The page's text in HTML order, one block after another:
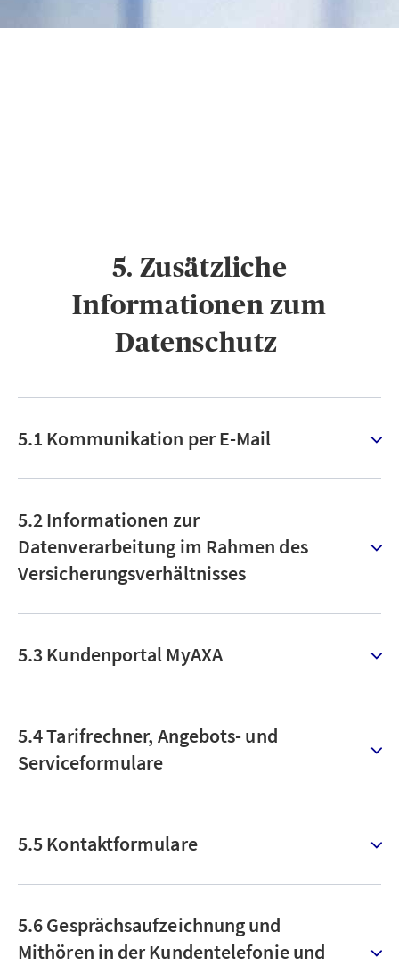
5. Zusätzliche
Informationen zum
Datenschutz ​
5.1 Kommunikation per E-Mail
5.2 Informationen zur
Datenverarbeitung im Rahmen des
Versicherungsverhältnisses
5.3 Kundenportal MyAXA
5.4 Tarifrechner, Angebots- und
Serviceformulare
5.5 Kontaktformulare
5.6 Gesprächsaufzeichnung und
Mithören in der Kundentelefonie und